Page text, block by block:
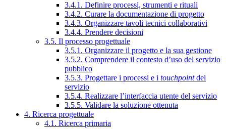
3.4.1. Definire processi, strumenti e rituali
3.4.2. Curare la documentazione di progetto
3.4.3. Organizzare tavoli tecnici collaborativi
3.4.4. Prendere decisioni
3.5. Il processo progettuale
3.5.1. Organizzare il progetto e la sua gestione
3.5.2. Comprendere il contesto d’uso del servizio
pubblico
3.5.3. Progettare i processi e i touchpointdel
servizio
3.5.4. Realizzare l’interfaccia utente del servizio
3.5.5. Validare la soluzione ottenuta
4. Ricerca progettuale
4.1. Ricerca primaria